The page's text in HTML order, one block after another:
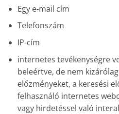
Egy e-mail cím
Telefonszám
IP-cím
internetes tevékenységre
beleértve, de nem
előzményeket, a keresési
felhasználó internetes
vagy hirdetéssel való